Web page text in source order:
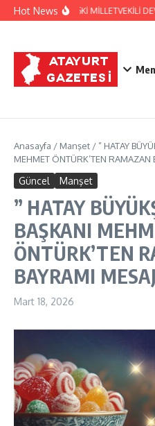
İçeriğe atla
Hot NewsHATAY ESKİ MİLLETVEKİLİ
Anasayfa / Manşet / ” HATAY
MEHMET ÖNTÜRK’TEN RAMAZAN
Güncel Manşet
” HATAY
BAŞKANI
ÖNTÜRK’TEN
BAYRAMI
Mart 18, 2026